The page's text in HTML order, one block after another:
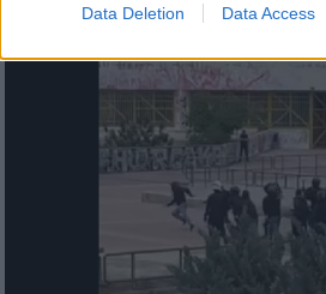
Data Deletion Data Access